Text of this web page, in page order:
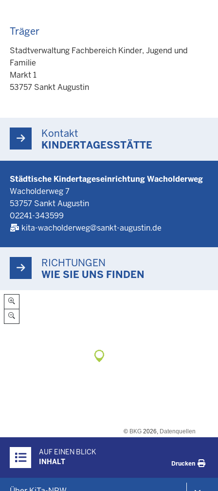
Träger
Stadtverwaltung Fachbereich Kinder, Jugend und
Familie
Markt 1
53757 Sankt Augustin
Kontakt
KINDERTAGESSTÄTTE
Städtische Kindertageseinrichtung Wacholderweg
Wacholderweg 7
53757 Sankt Augustin
02241-343599
kita-wacholderweg@sankt-augustin.de
RICHTUNGEN
WIE SIE UNS FINDEN
© BKG 2026, Datenquellen
Inhalte
AUF EINEN BLICK
INHALT
Drucken
Menü